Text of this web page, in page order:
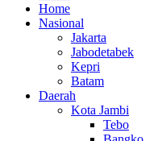
Home
Nasional
Jakarta
Jabodetabek
Kepri
Batam
Daerah
Kota Jambi
Tebo